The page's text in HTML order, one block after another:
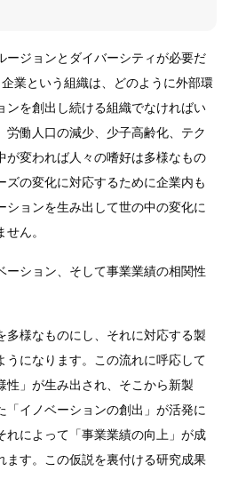
ージョンとダイバーシティが必要だ
業という組織は、どのように外部環
ンを創出し続ける組織でなければい
労働人口の減少、少子高齢化、テク
が変われば人々の嗜好は多様なもの
ズの変化に対応するために企業内も
ションを生み出して世の中の変化に
ん。
ーション、そして事業業績の相関性
多様なものにし、それに対応する製
うになります。この流れに呼応して
性」が生み出され、そこから新製
「イノベーションの創出」が活発に
れによって「事業業績の向上」が成
ます。この仮説を裏付ける研究成果